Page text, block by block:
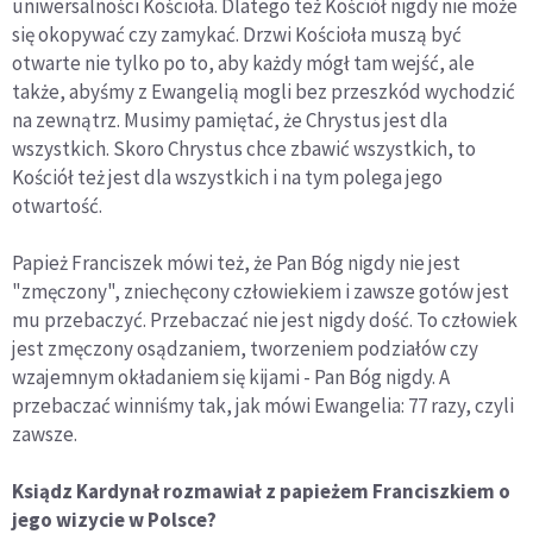
uniwersalności Kościoła. Dlatego też Kościół nigdy nie może
się okopywać czy zamykać. Drzwi Kościoła muszą być
otwarte nie tylko po to, aby każdy mógł tam wejść, ale
także, abyśmy z Ewangelią mogli bez przeszkód wychodzić
na zewnątrz. Musimy pamiętać, że Chrystus jest dla
wszystkich. Skoro Chrystus chce zbawić wszystkich, to
Kościół też jest dla wszystkich i na tym polega jego
otwartość.
Papież Franciszek mówi też, że Pan Bóg nigdy nie jest
"zmęczony", zniechęcony człowiekiem i zawsze gotów jest
mu przebaczyć. Przebaczać nie jest nigdy dość. To człowiek
jest zmęczony osądzaniem, tworzeniem podziałów czy
wzajemnym okładaniem się kijami - Pan Bóg nigdy. A
przebaczać winniśmy tak, jak mówi Ewangelia: 77 razy, czyli
zawsze.
Ksiądz Kardynał rozmawiał z papieżem Franciszkiem o
jego wizycie w Polsce?